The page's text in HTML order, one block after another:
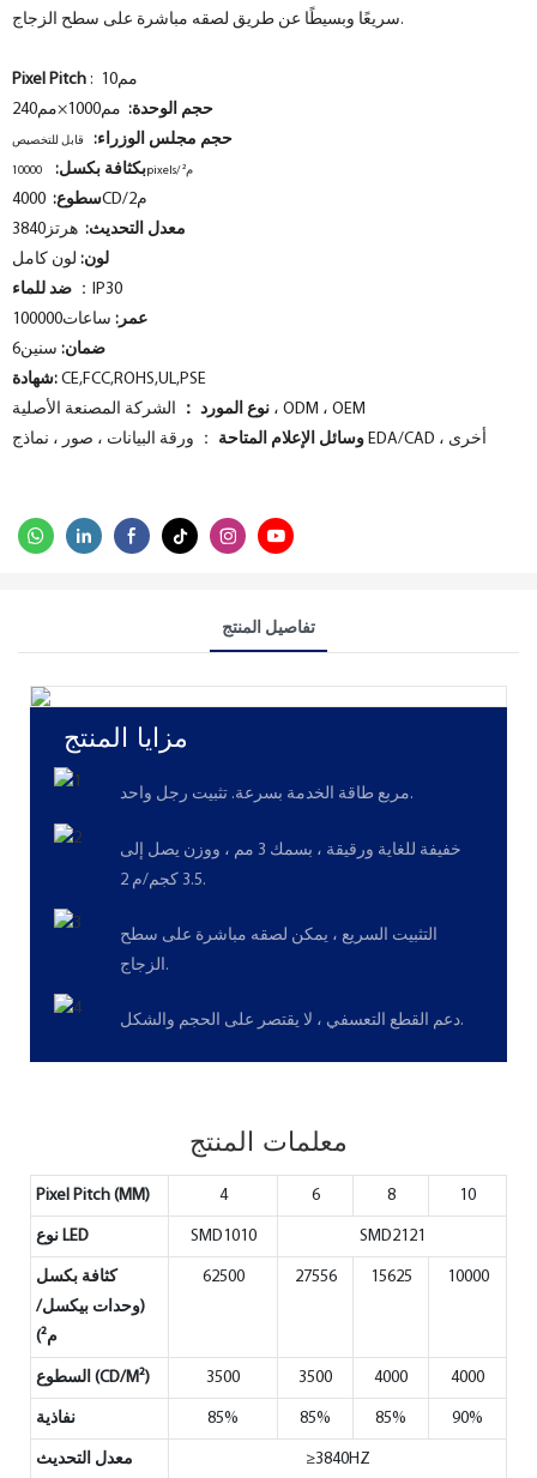
سريعًا وبسيطًا عن طريق لصقه مباشرة على سطح الزجاج.
Pixel Pitch
: مم10
حجم الوحدة: مم1000×مم240
حجم مجلس الوزراء:
قابل للتخصيص
بكثافة بكسل:10000pixels/ م²
سطوع:
4000CD/م2
معدل التحديث: هرتز3840
لون: لون كامل
：IP30
عمر: ساعات100000
ضمان: سنين6
شهادة: CE,FCC,ROHS,UL,PSE
نوع المورد ： الشركة المصنعة الأصلية ، ODM ، OEM
وسائل الإعلام المتاحة
： ورقة البيانات ، صور ، نماذج EDA/CAD ، أخرى
تفاصيل المنتج
مزايا المنتج
مربع طاقة الخدمة بسرعة. تثبيت رجل واحد.
خفيفة للغاية ورقيقة ، بسمك 3 مم ، ووزن يصل إلى
3.5 كجم/م 2.
التثبيت السريع ، يمكن لصقه مباشرة على سطح
الزجاج.
دعم القطع التعسفي ، لا يقتصر على الحجم والشكل.
معلمات المنتج
Pixel Pitch (MM) 4 6 8 10
نوع LED SMD1010 SMD2121
كثافة بكسل
(وحدات بيكسل/
م²)
62500 27556 15625 10000
السطوع (CD/M²) 3500 3500 4000 4000
نفاذية 85% 85% 85% 90%
معدل التحديث
≥3840HZ